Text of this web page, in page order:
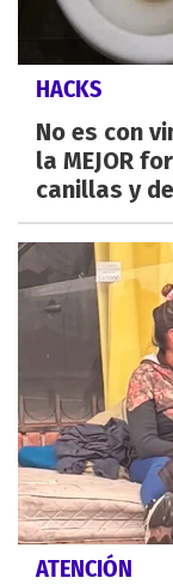
HACKS
No es con
la MEJOR
canillas y
ATENCIÓN